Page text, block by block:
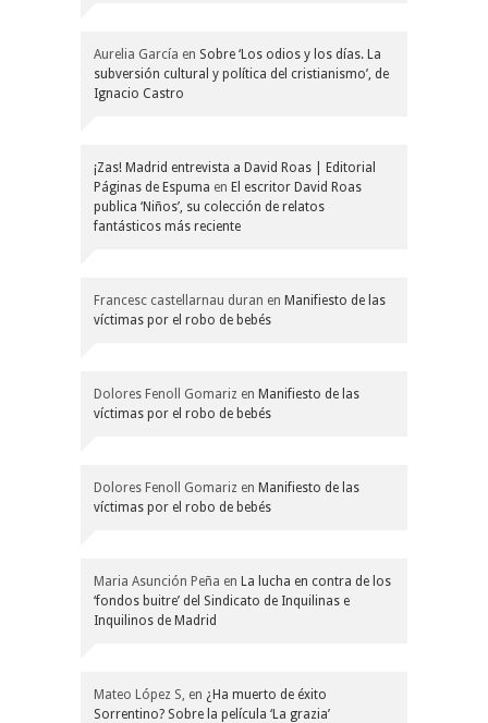
Aurelia García en Sobre ‘Los odios y los días. La
subversión cultural y política del cristianismo’, de
Ignacio Castro
¡Zas! Madrid entrevista a David Roas | Editorial
Páginas de Espuma en El escritor David Roas
publica ‘Niños’, su colección de relatos
fantásticos más reciente
Francesc castellarnau duran en Manifiesto de las
víctimas por el robo de bebés
Dolores Fenoll Gomariz en Manifiesto de las
víctimas por el robo de bebés
Dolores Fenoll Gomariz en Manifiesto de las
víctimas por el robo de bebés
Maria Asunción Peña en La lucha en contra de los
‘fondos buitre’ del Sindicato de Inquilinas e
Inquilinos de Madrid
Mateo López S, en ¿Ha muerto de éxito
Sorrentino? Sobre la película ‘La grazia’